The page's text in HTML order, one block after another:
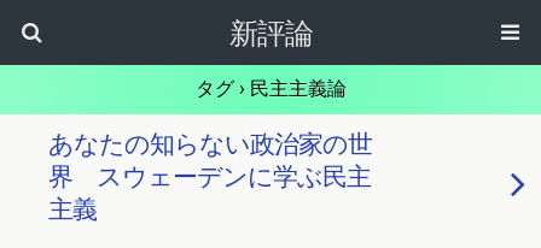
新評論
タグ › 民主主義論
あなたの知らない政治家の世
界 スウェーデンに学ぶ民主
主義